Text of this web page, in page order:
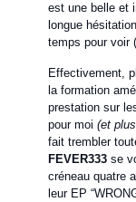
est une belle et
longue
temps pour voir
Effectivement,
la formation
prestation sur
pour moi (et
fait trembler
FEVER333 se
créneau quatre
leur EP